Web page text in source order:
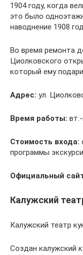
1904 году, когда
это было
наводнение 1908
Во время ремонта
Циолковского
который ему
Адрес: ул.
Время работы:
Стоимость входа:
программы
Официальный
Калужский
Калужский театр
Создан калужский